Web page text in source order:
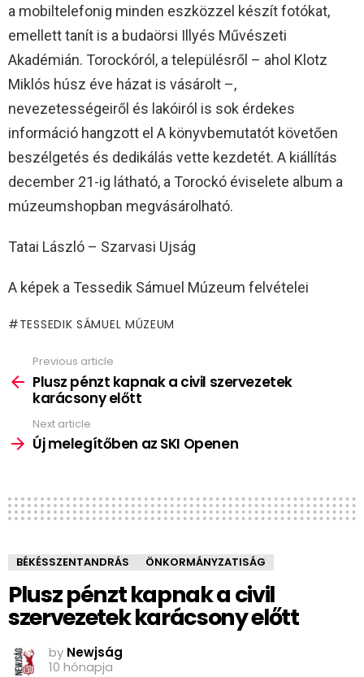
a mobiltelefonig minden eszközzel készít fotókat,
emellett tanít is a budaörsi Illyés Művészeti
Akadémián. Torockóról, a településről – ahol Klotz
Miklós húsz éve házat is vásárolt –,
nevezetességeiről és lakóiról is sok érdekes
információ hangzott el A könyvbemutatót követően
beszélgetés és dedikálás vette kezdetét. A kiállítás
december 21-ig látható, a Torockó éviselete album a
múzeumshopban megvásárolható.
Tatai László – Szarvasi Ujság
A képek a Tessedik Sámuel Múzeum felvételei
TESSEDIK SÁMUEL MÚZEUM
more
Previous article
Plusz pénzt kapnak a civil szervezetek
karácsony előtt
Next article
Új melegítőben az SKI Openen
BÉKÉSSZENTANDRÁS ÖNKORMÁNYZATISÁG
Plusz pénzt kapnak a civil
szervezetek karácsony előtt
by Newjság
10 hónapja